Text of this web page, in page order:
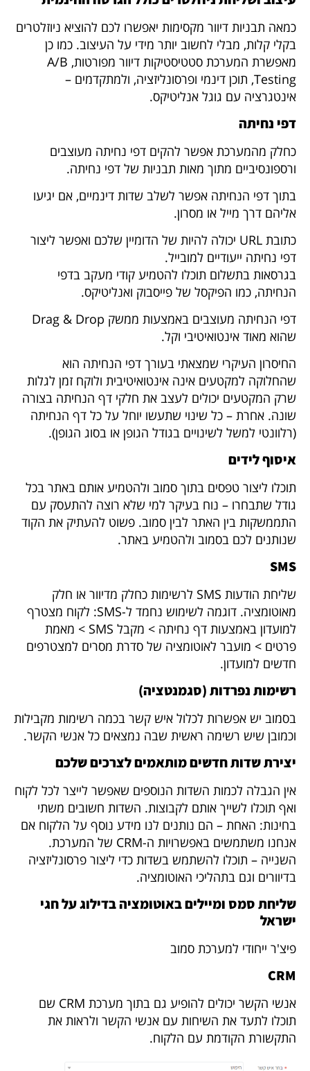
כמאה תבניות דיוור מקסימות יאפשרו לכם להוציא ניוזלטרים
בקלי קלות, מבלי לחשוב יותר מידי על העיצוב. כמו כן
מאפשרת המערכת סטטיסטיקות דיוור מפורטות, A/B
Testing, תוכן דינמי ופרסונליזציה, ולמתקדמים –
אינטגרציה עם גוגל אנליטיקס.
דפי נחיתה
כחלק מהמערכת אפשר להקים דפי נחיתה מעוצבים
ורספונסיביים מתוך מאות תבניות של דפי נחיתה.
בתוך דפי הנחיתה אפשר לשלב שדות דינמיים, אם יגיעו
אליהם דרך מייל או מסרון.
כתובת URL יכולה להיות של הדומיין שלכם ואפשר ליצור
דפי נחיתה ייעודיים למובייל.
בגרסאות בתשלום תוכלו להטמיע קודי מעקב בדפי
הנחיתה, כמו הפיקסל של פייסבוק ואנליטיקס.
דפי הנחיתה מעוצבים באמצעות ממשק Drag & Drop
שהוא מאוד אינטואיטיבי וקל.
החיסרון העיקרי שמצאתי בעורך דפי הנחיתה הוא
שהחלוקה למקטעים אינה אינטואיטיבית ולוקח זמן לגלות
שרק המקטעים יכולים לעצב את חלקי דף הנחיתה בצורה
שונה. אחרת – כל שינוי שתעשו יוחל על כל דף הנחיתה
(רלוונטי למשל לשינויים בגודל הגופן או בסוג הגופן).
איסוף לידים
תוכלו ליצור טפסים בתוך סמוב ולהטמיע אותם באתר בכל
גודל שתבחרו – נוח בעיקר למי שלא רוצה להתעסק עם
התממשקות בין האתר לבין סמוב. פשוט להעתיק את הקוד
שנותנים לכם בסמוב ולהטמיע באתר.
SMS
שליחת הודעות SMS לרשימות כחלק מדיוור או חלק
מאוטומציה. דוגמה לשימוש נחמד ל-SMS: לקוח מצטרף
למועדון באמצעות דף נחיתה > מקבל SMS > מאמת
פרטים > מועבר לאוטומציה של סדרת מסרים למצטרפים
חדשים למועדון.
רשימות נפרדות (סגמנטציה)
בסמוב יש אפשרות לכלול איש קשר בכמה רשימות מקבילות
וכמובן שיש רשימה ראשית שבה נמצאים כל אנשי הקשר.
יצירת שדות חדשים מותאמים לצרכים שלכם
אין הגבלה לכמות השדות הנוספים שאפשר לייצר לכל לקוח
ואף תוכלו לשייך אותם לקבוצות. השדות חשובים משתי
בחינות: האחת – הם נותנים לנו מידע נוסף על הלקוח אם
אנחנו משתמשים באפשרויות ה-CRM של המערכת.
השנייה – תוכלו להשתמש בשדות כדי ליצור פרסונליזציה
בדיוורים וגם בתהליכי האוטומציה.
שליחת סמס ומיילים באוטומציה בדילוג על חגי
ישראל
פיצ'ר ייחודי למערכת סמוב
CRM
אנשי הקשר יכולים להופיע גם בתוך מערכת CRM שם
תוכלו לתעד את השיחות עם אנשי הקשר ולראות את
התקשורת הקודמת עם הלקוח.